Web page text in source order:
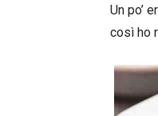
Un po’
così ho